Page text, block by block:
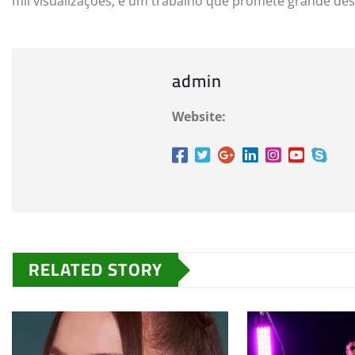
admin
Website:
RELATED STORY